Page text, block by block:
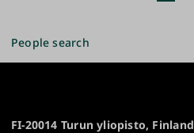
People search
FI-20014 Turun yliopisto, Finland